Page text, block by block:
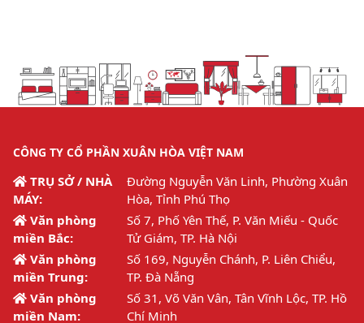
CÔNG TY CỔ PHẦN XUÂN HÒA VIỆT NAM
TRỤ SỞ / NHÀ
MÁY:
Đường Nguyễn Văn Linh, Phường Xuân
Hòa, Tỉnh Phú Thọ
Văn phòng
miền Bắc:
Số 7, Phố Yên Thế, P. Văn Miếu - Quốc
Tử Giám, TP. Hà Nội
Văn phòng
miền Trung:
Số 169, Nguyễn Chánh, P. Liên Chiểu,
TP. Đà Nẵng
Văn phòng
miền Nam:
Số 31, Võ Văn Vân, Tân Vĩnh Lộc, TP. Hồ
Chí Minh